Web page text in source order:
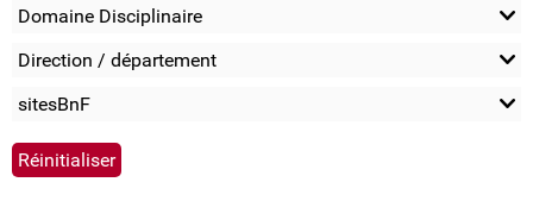
Domaine Disciplinaire
Direction / département
sitesBnF